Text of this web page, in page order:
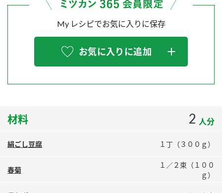
炊き込みご飯の素 米飯用調味液
お酢を知ろう！
ぽん酢サワー
ZENB initiative
MIM（ミツカンミュージアム）
お客様の声をいかしました
販売終了製品のご案内
よくあるご質問
地図から取り扱い店舗を探す
My レシピでお気に入りに保存
お気に入りに追加
材料 2 人分
絹ごし豆腐 １丁（３００ｇ）
春菊
１／２束（１００
ｇ）